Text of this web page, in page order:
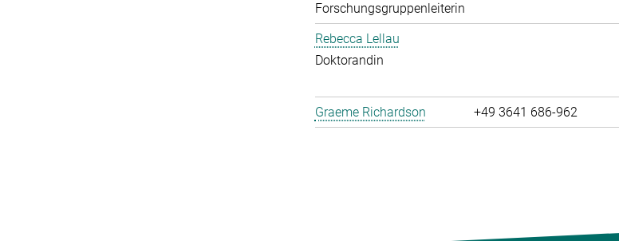
Forschungsgruppenleiterin
Rebecca Lellau
Doktorandin
Graeme Richardson
+49 3641 686-962